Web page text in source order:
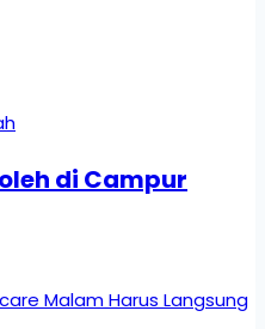
di Campur